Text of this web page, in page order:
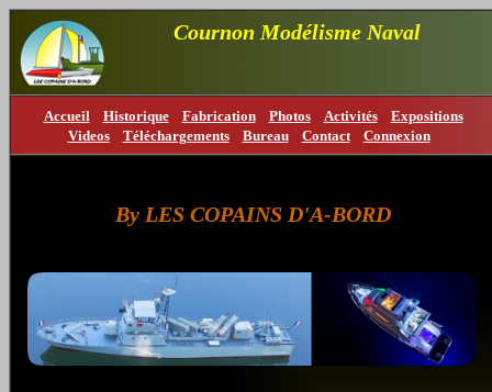
Cournon Modélisme Naval
Accueil Historique Fabrication Photos Activités
Expositions
Videos
Téléchargements Bureau Contact Connexion
By LES COPAINS D'A-BORD